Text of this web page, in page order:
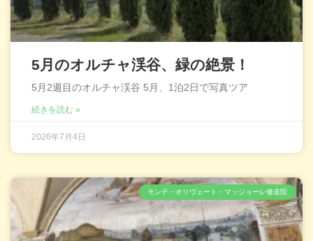
5月のオルチャ渓谷、緑の絶景！
5月2週目のオルチャ渓谷 5月、1泊2日で写真ツア
続きを読む »
2026年7月4日
モンテ・オリヴェート・マッジョーレ修道院